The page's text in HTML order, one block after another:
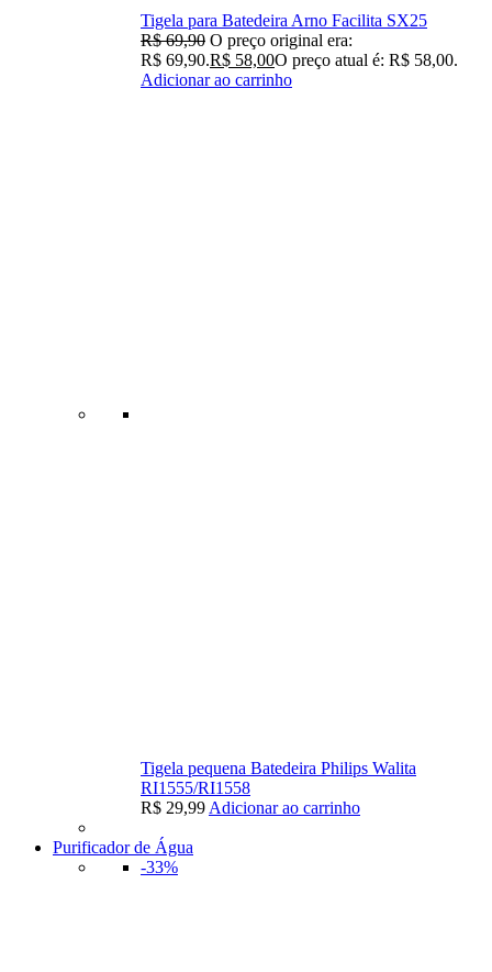
Tigela para Batedeira Arno Facilita SX25
R$69,90 O preço original era:
R$ 69,90.R$ 58,00O preço atual é: R$ 58,00.
Adicionar ao carrinho
Tigela pequena Batedeira Philips Walita
RI1555/RI1558
R$ 29,99 Adicionar ao carrinho
Purificador de Água
-33%